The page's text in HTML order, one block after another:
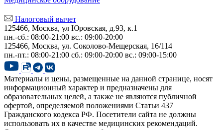
Налоговый вычет
125466, Москва, ул Юровская, д.93, к.1
пн.-сб.: 08:00-21:00 вс.: 09:00-20:00
125466, Москва, ул. Соколово-Мещерская, 16/114
пн.-пт.: 08:00-21:00 сб.: 09:00-20:00 вс.: 09:00-15:00
Материалы и цены, размещенные на данной странице, носят
информационный характер и предназначены для
образовательных целей, а также не являются публичной
офертой, определяемой положениями Статьи 437
Гражданского кодекса РФ. Посетители сайта не должны
использовать их в качестве медицинских рекомендаций.